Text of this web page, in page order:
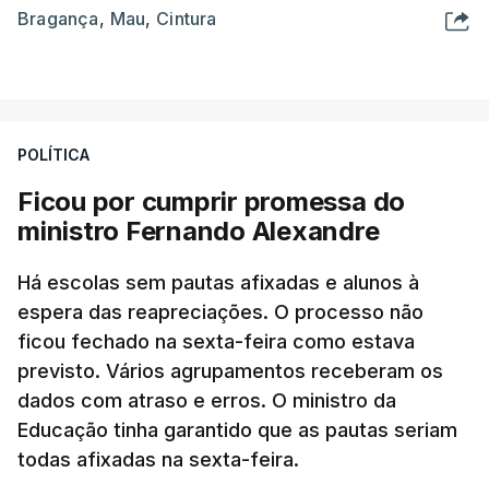
Bragança, Mau, Cintura
POLÍTICA
Ficou por cumprir promessa do
ministro Fernando Alexandre
Há escolas sem pautas afixadas e alunos à
espera das reapreciações. O processo não
ficou fechado na sexta-feira como estava
previsto. Vários agrupamentos receberam os
dados com atraso e erros. O ministro da
Educação tinha garantido que as pautas seriam
todas afixadas na sexta-feira.